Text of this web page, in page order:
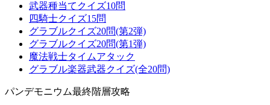
武器種当てクイズ10問
四騎士クイズ15問
グラブルクイズ20問(第2弾)
グラブルクイズ20問(第1弾)
魔法戦士タイムアタック
グラブル楽器武器クイズ(全20問)
パンデモニウム最終階層攻略